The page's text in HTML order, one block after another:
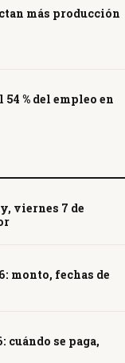
más producción
% del empleo en
viernes 7 de
monto, fechas de
cuándo se paga,